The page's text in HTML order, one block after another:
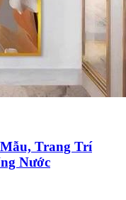
Trang Trí
Nước